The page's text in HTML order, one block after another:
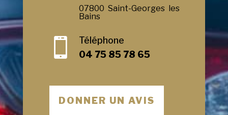
07800 Saint-Georges les
Bains

Téléphone
04 75 85 78 65
DONNER UN AVIS